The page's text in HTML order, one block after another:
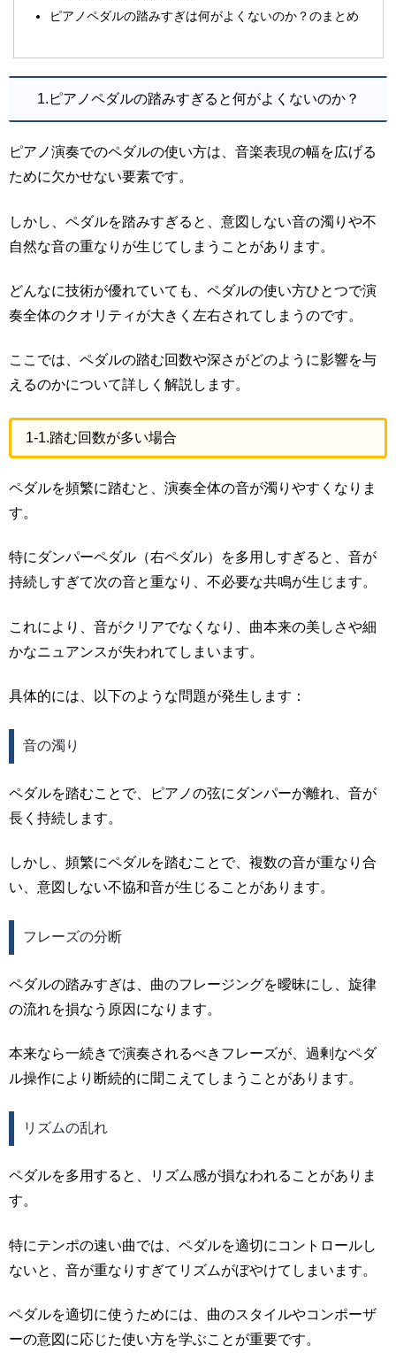
ピアノペダルの踏みすぎは何がよくないのか？のまとめ
1.ピアノペダルの踏みすぎると何がよくないのか？
ピアノ演奏でのペダルの使い方は、音楽表現の幅を広げる
ために欠かせない要素です。
しかし、ペダルを踏みすぎると、意図しない音の濁りや不
自然な音の重なりが生じてしまうことがあります。
どんなに技術が優れていても、ペダルの使い方ひとつで演
奏全体のクオリティが大きく左右されてしまうのです。
ここでは、ペダルの踏む回数や深さがどのように影響を与
えるのかについて詳しく解説します。
1-1.踏む回数が多い場合
ペダルを頻繁に踏むと、演奏全体の音が濁りやすくなりま
す。
特にダンパーペダル（右ペダル）を多用しすぎると、音が
持続しすぎて次の音と重なり、不必要な共鳴が生じます。
これにより、音がクリアでなくなり、曲本来の美しさや細
かなニュアンスが失われてしまいます。
具体的には、以下のような問題が発生します：
音の濁り
ペダルを踏むことで、ピアノの弦にダンパーが離れ、音が
長く持続します。
しかし、頻繁にペダルを踏むことで、複数の音が重なり合
い、意図しない不協和音が生じることがあります。
フレーズの分断
ペダルの踏みすぎは、曲のフレージングを曖昧にし、旋律
の流れを損なう原因になります。
本来なら一続きで演奏されるべきフレーズが、過剰なペダ
ル操作により断続的に聞こえてしまうことがあります。
リズムの乱れ
ペダルを多用すると、リズム感が損なわれることがありま
す。
特にテンポの速い曲では、ペダルを適切にコントロールし
ないと、音が重なりすぎてリズムがぼやけてしまいます。
ペダルを適切に使うためには、曲のスタイルやコンポーザ
ーの意図に応じた使い方を学ぶことが重要です。